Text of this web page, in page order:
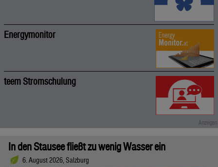
Energymonitor
teem Stromschulung
In den Stausee fließt zu wenig Wasser ein
6. August 2026, Salzburg